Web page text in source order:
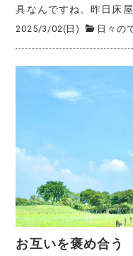
具なんですね。昨日床
2025/3/02(日) 日々の
お互いを褒め合う